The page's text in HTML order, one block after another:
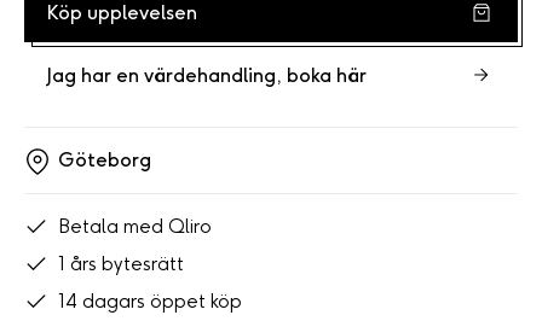
Köp upplevelsen
Jag har en värdehandling, boka här
Göteborg
Betala med Qliro
1 års bytesrätt
14 dagars öppet köp